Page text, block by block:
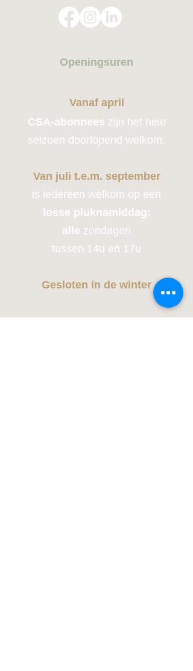
Openingsuren
Vanaf april
CSA-abonnees zijn het hele
seizoen doorlopend welkom.
Van juli t.e.m. september
is iedereen welkom op een
losse pluknamiddag:
alle zondagen
tussen 14u en 17u
Gesloten in de winter